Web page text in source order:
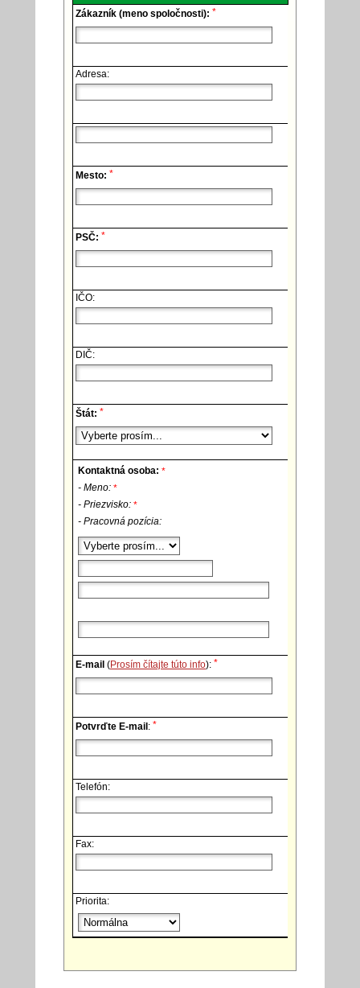
Zákazník (meno spoločnosti): *
Adresa:
Mesto: *
PSČ: *
IČO:
DIČ:
Štát: *
Kontaktná osoba: *
- Meno: *
- Priezvisko: *
- Pracovná pozícia:
E-mail (Prosím čítajte túto info): *
Potvrďte E-mail: *
Telefón:
Fax:
Priorita: